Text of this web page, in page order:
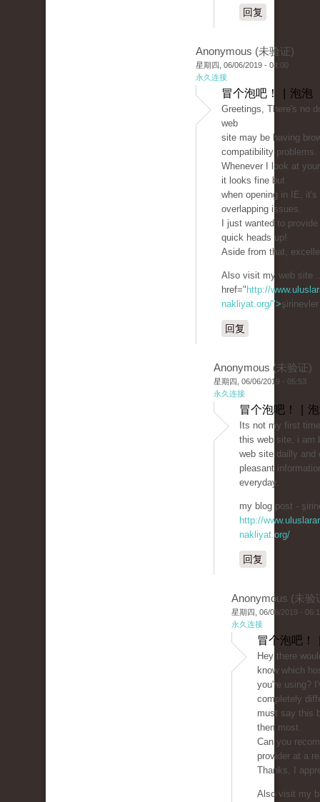
回复
Anonymous (未验证)
星期四, 06/06/2019 - 04:00
永久连接
冒个泡吧！ | 泡泡
Greetings, There's no
web
site may be having
compatibility problems.
Whenever I look at
it looks fine but
when opening in IE, it's
overlapping issues.
I just wanted to
quick heads up!
Aside from that,
Also visit my web site
href=" http://
nakliyat.org/">
回复
Anonymous (未验证)
星期四, 06/06/2019 - 05:53
永久连接
冒个泡吧！ |
Its not my first
this web site, i am
web site dailly and
pleasant
everyday.
my blog post -
http://
nakliyat.org/
回复
Anonymous (未验
星期四, 06/06/2019 -
永久连接
冒个泡吧！
Hey there
know which
you're using?
completely
must say this
then most.
Can you
provider at a
Thanks, I
Also visit my